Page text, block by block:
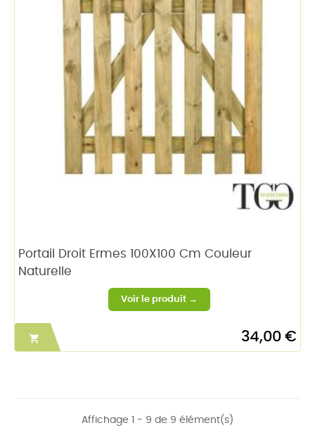
Portail Droit Ermes 100X100 Cm Couleur
Naturelle
 34,00 €
Affichage 1 - 9 de 9 élément(s)